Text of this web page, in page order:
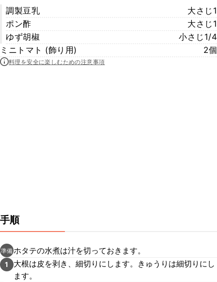
調製豆乳
大さじ1
ポン酢
大さじ1
ゆず胡椒
小さじ1/4
ミニトマト (飾り用)
2個
料理を安全に楽しむための注意事項
手順
準備 ホタテの水煮は汁を切っておきます。
1
大根は皮を剥き、細切りにします。きゅうりは細切りにし
ます。